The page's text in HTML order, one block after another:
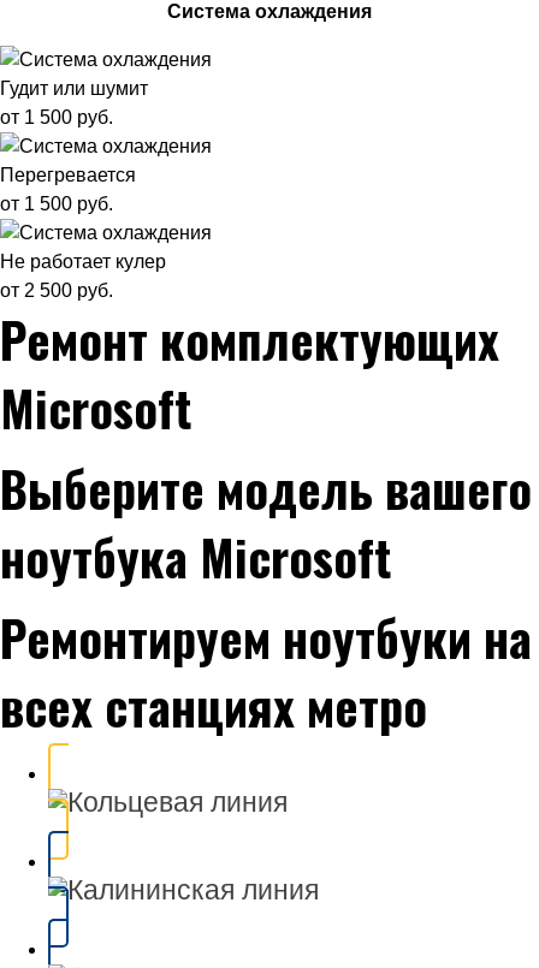
Система охлаждения
Гудит или шумит
от 1 500 руб.
Перегревается
от 1 500 руб.
Не работает кулер
от 2 500 руб.
Ремонт комплектующих
Microsoft
Выберите модель вашего
ноутбука Microsoft
Ремонтируем ноутбуки на
всех станциях метро